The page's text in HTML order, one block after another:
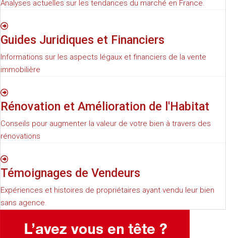
Analyses actuelles sur les tendances du marché en France.
Guides Juridiques et Financiers
Informations sur les aspects légaux et financiers de la vente
immobilière
Rénovation et Amélioration de l'Habitat
Conseils pour augmenter la valeur de votre bien à travers des
rénovations
Témoignages de Vendeurs
Expériences et histoires de propriétaires ayant vendu leur bien
sans agence.